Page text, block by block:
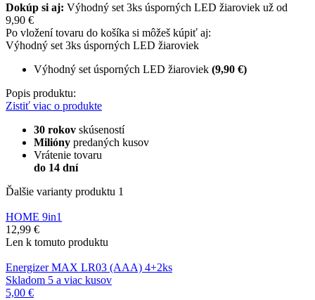
Dokúp si aj: Výhodný set 3ks úsporných LED žiaroviek už od
9,90 €
Po vložení tovaru do košíka si môžeš kúpiť aj:
Výhodný set 3ks úsporných LED žiaroviek
Výhodný set úsporných LED žiaroviek (9,90 €)
Popis produktu:
Zistiť viac o produkte
30 rokov skúseností
Milióny predaných kusov
Vrátenie tovaru
do 14 dní
Ďalšie varianty produktu 1
HOME 9in1
12,99 €
Len k tomuto produktu
Energizer MAX LR03 (AAA) 4+2ks
Skladom 5 a viac kusov
5,00 €